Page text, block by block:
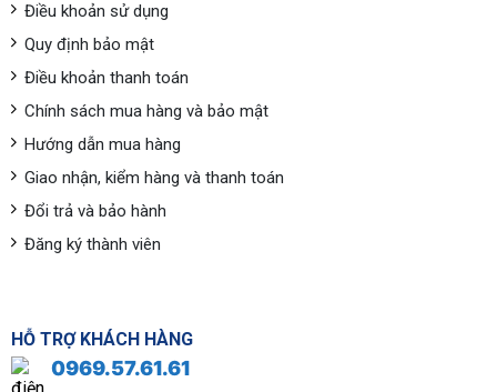
Điều khoản sử dụng
Quy định bảo mật
Điều khoản thanh toán
Chính sách mua hàng và bảo mật
Hướng dẫn mua hàng
Giao nhận, kiểm hàng và thanh toán
Đổi trả và bảo hành
Đăng ký thành viên
HỖ TRỢ KHÁCH HÀNG
0969.57.61.61